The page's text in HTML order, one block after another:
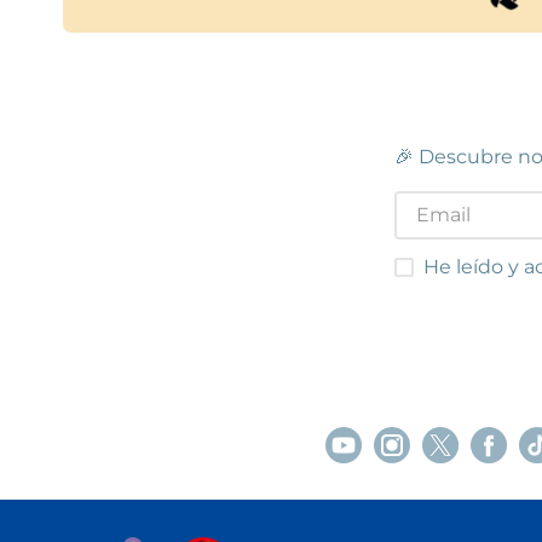
🎉 Descubre
He leído y
He leído y